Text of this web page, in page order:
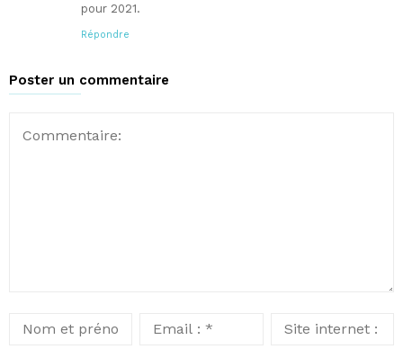
pour 2021.
Répondre
Poster un commentaire